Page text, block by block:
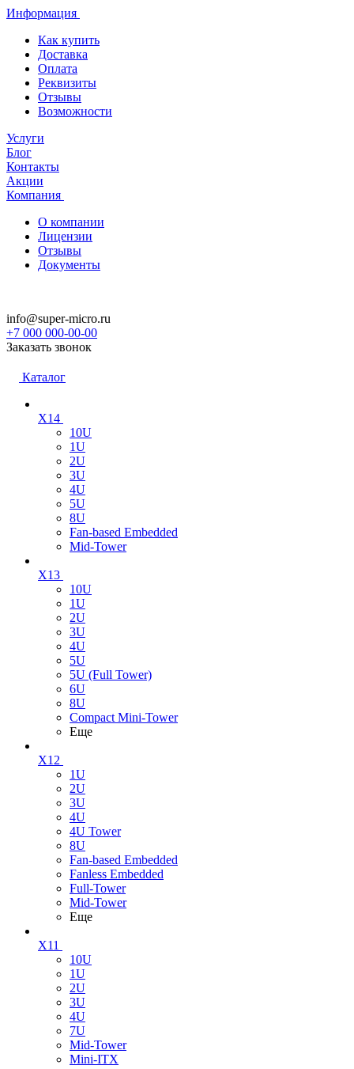
Информация
Как купить
Доставка
Оплата
Реквизиты
Отзывы
Возможности
Услуги
Блог
Контакты
Акции
Компания
О компании
Лицензии
Отзывы
Документы
info@super-micro.ru
+7 000 000-00-00
Заказать звонок
Каталог
X14
10U
1U
2U
3U
4U
5U
8U
Fan-based Embedded
Mid-Tower
X13
10U
1U
2U
3U
4U
5U
5U (Full Tower)
6U
8U
Compact Mini-Tower
Еще
X12
1U
2U
3U
4U
4U Tower
8U
Fan-based Embedded
Fanless Embedded
Full-Tower
Mid-Tower
Еще
X11
10U
1U
2U
3U
4U
7U
Mid-Tower
Mini-ITX